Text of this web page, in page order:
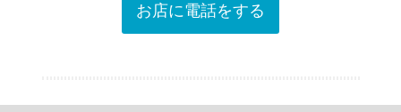
お店に電話をする